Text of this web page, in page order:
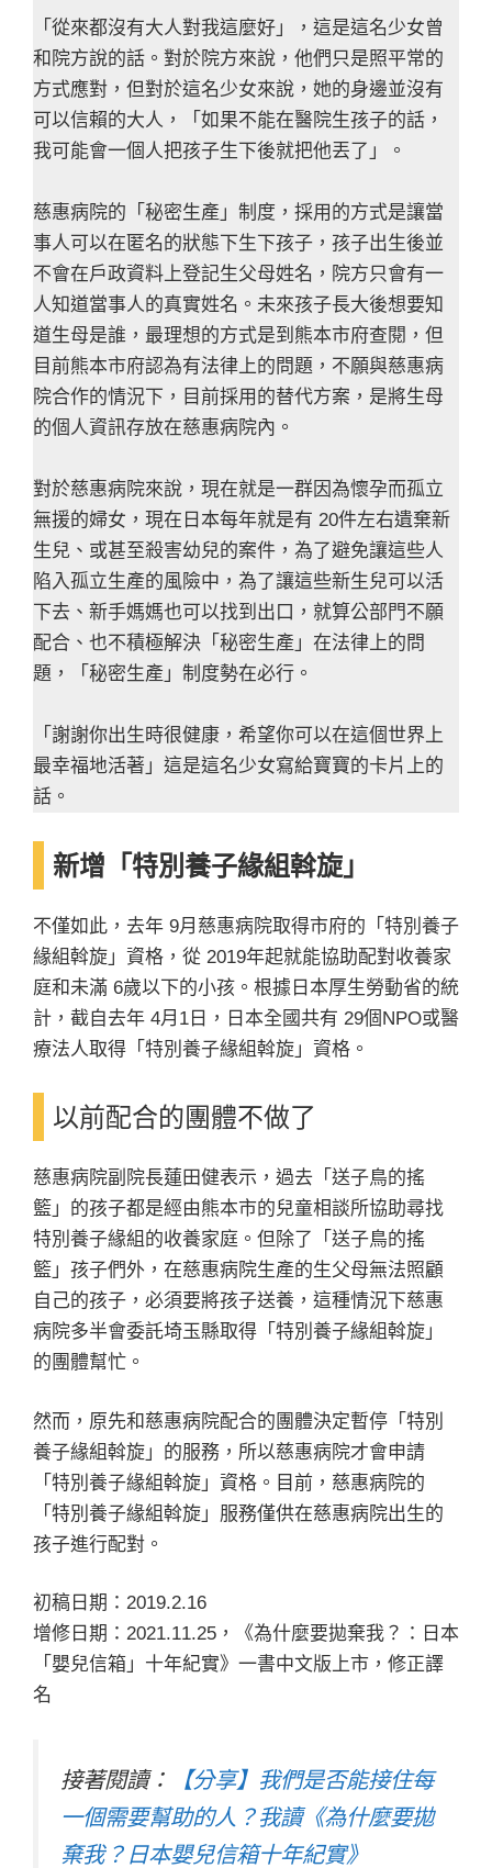
「從來都沒有大人對我這麼好」，這是這名少女曾
和院方說的話。對於院方來說，他們只是照平常的
方式應對，但對於這名少女來說，她的身邊並沒有
可以信賴的大人，「如果不能在醫院生孩子的話，
我可能會一個人把孩子生下後就把他丟了」。
慈惠病院的「秘密生產」制度，採用的方式是讓當
事人可以在匿名的狀態下生下孩子，孩子出生後並
不會在戶政資料上登記生父母姓名，院方只會有一
人知道當事人的真實姓名。未來孩子長大後想要知
道生母是誰，最理想的方式是到熊本市府查閱，但
目前熊本市府認為有法律上的問題，不願與慈惠病
院合作的情況下，目前採用的替代方案，是將生母
的個人資訊存放在慈惠病院內。
對於慈惠病院來說，現在就是一群因為懷孕而孤立
無援的婦女，現在日本每年就是有 20件左右遺棄新
生兒、或甚至殺害幼兒的案件，為了避免讓這些人
陷入孤立生產的風險中，為了讓這些新生兒可以活
下去、新手媽媽也可以找到出口，就算公部門不願
配合、也不積極解決「秘密生產」在法律上的問
題，「秘密生產」制度勢在必行。
「謝謝你出生時很健康，希望你可以在這個世界上
最幸福地活著」這是這名少女寫給寶寶的卡片上的
話。
新增「特別養子緣組斡旋」
不僅如此，去年 9月慈惠病院取得市府的「特別養子
緣組斡旋」資格，從 2019年起就能協助配對收養家
庭和未滿 6歲以下的小孩。根據日本厚生勞動省的統
計，截自去年 4月1日，日本全國共有 29個NPO或醫
療法人取得「特別養子緣組斡旋」資格。
以前配合的團體不做了
慈惠病院副院長蓮田健表示，過去「送子鳥的搖
籃」的孩子都是經由熊本市的兒童相談所協助尋找
特別養子緣組的收養家庭。但除了「送子鳥的搖
籃」孩子們外，在慈惠病院生產的生父母無法照顧
自己的孩子，必須要將孩子送養，這種情況下慈惠
病院多半會委託埼玉縣取得「特別養子緣組斡旋」
的團體幫忙。
然而，原先和慈惠病院配合的團體決定暫停「特別
養子緣組斡旋」的服務，所以慈惠病院才會申請
「特別養子緣組斡旋」資格。目前，慈惠病院的
「特別養子緣組斡旋」服務僅供在慈惠病院出生的
孩子進行配對。
初稿日期：2019.2.16
增修日期：2021.11.25，《為什麼要拋棄我？：日本
「嬰兒信箱」十年紀實》一書中文版上市，修正譯
名
接著閱讀：
【分享】我們是否能接住每
一個需要幫助的人？我讀《為什麼要拋
棄我？日本嬰兒信箱十年紀實》